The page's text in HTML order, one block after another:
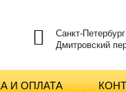
Санкт-Петербург
Дмитровский
И ОПЛАТА